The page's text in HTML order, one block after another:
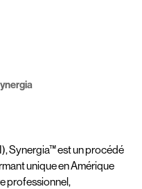
Synergia™ est un procédé
unique en Amérique
professionnel,